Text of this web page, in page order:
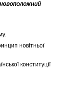
новітньої
конституції